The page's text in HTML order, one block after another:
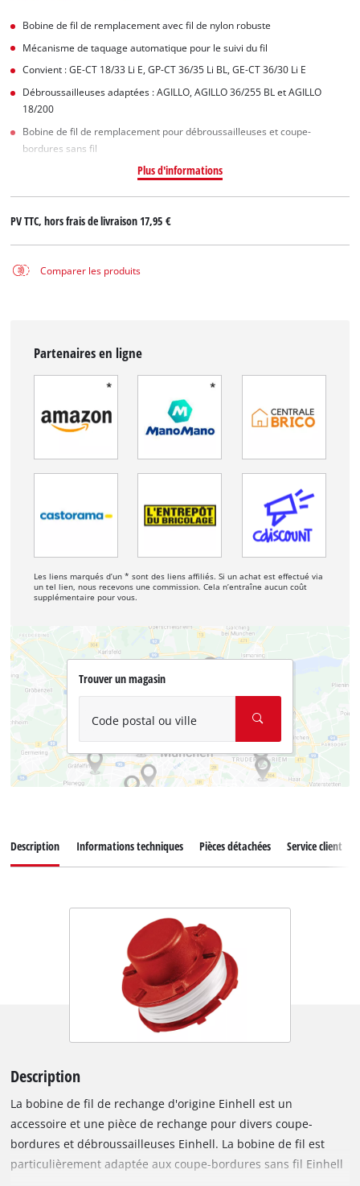
Bobine de fil de remplacement avec fil de nylon robuste
Mécanisme de taquage automatique pour le suivi du fil
Convient : GE-CT 18/33 Li E, GP-CT 36/35 Li BL, GE-CT 36/30 Li E
Débroussailleuses adaptées : AGILLO, AGILLO 36/255 BL et AGILLO
18/200
Bobine de fil de remplacement pour débroussailleuses et coupe-
bordures sans fil
Plus d'informations
PV TTC, hors frais de livraison17,95 €
Comparer les produits
Partenaires en ligne
Les liens marqués d’un * sont des liens affiliés. Si un achat est effectué via
un tel lien, nous recevons une commission. Cela n’entraîne aucun coût
supplémentaire pour vous.
Trouver un magasin
Code postal ou ville
Description Informations techniques Pièces détachées Service client
Description
La bobine de fil de rechange d'origine Einhell est un
accessoire et une pièce de rechange pour divers coupe-
bordures et débroussailleuses Einhell. La bobine de fil est
particulièrement adaptée aux coupe-bordures sans fil Einhell